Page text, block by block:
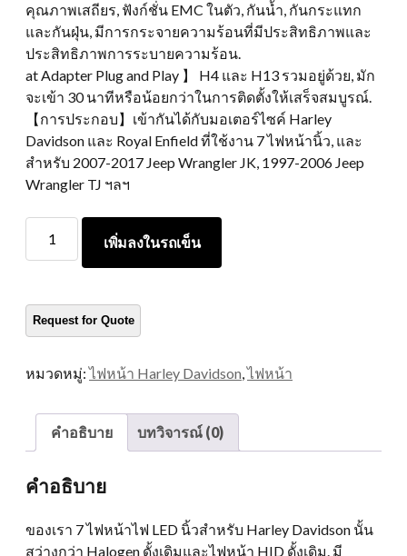
คุณภาพเสถียร, ฟังก์ชั่น EMC ในตัว, กันน้ำ, กันกระแทก
และกันฝุ่น, มีการกระจายความร้อนที่มีประสิทธิภาพและ
ประสิทธิภาพการระบายความร้อน.
at Adapter Plug and Play 】 H4 และ H13 รวมอยู่ด้วย, มัก
จะเข้า 30 นาทีหรือน้อยกว่าในการติดตั้งให้เสร็จสมบูรณ์.
【การประกอบ】เข้ากันได้กับมอเตอร์ไซค์ Harley
Davidson และ Royal Enfield ที่ใช้งาน 7 ไฟหน้านิ้ว, และ
สำหรับ 2007-2017 Jeep Wrangler JK, 1997-2006 Jeep
Wrangler TJ ฯลฯ
จักรยานยนต์
LED
เพิ่มลงในรถเข็น
หมวดหมู่:ไฟหน้า Harley Davidson ,ไฟหน้า
คำอธิบาย บทวิจารณ์ (0)
คำอธิบาย
ของเรา 7 ไฟหน้าไฟ LED นิ้วสำหรับ Harley Davidson นั้น
สว่างกว่า Halogen ดั้งเดิมและไฟหน้า HID ดั้งเดิม. มี